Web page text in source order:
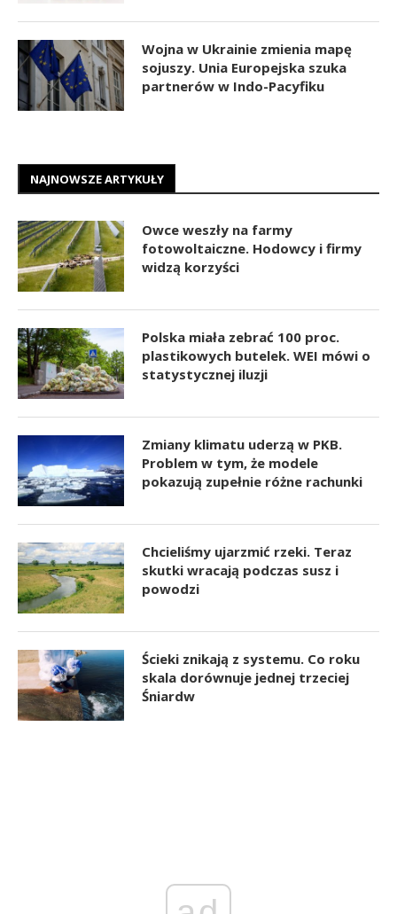
Wojna w Ukrainie zmienia mapę
sojuszy. Unia Europejska szuka
partnerów w Indo-Pacyfiku
NAJNOWSZE ARTYKUŁY
Owce weszły na farmy
fotowoltaiczne. Hodowcy i firmy
widzą korzyści
Polska miała zebrać 100 proc.
plastikowych butelek. WEI mówi o
statystycznej iluzji
Zmiany klimatu uderzą w PKB.
Problem w tym, że modele
pokazują zupełnie różne rachunki
Chcieliśmy ujarzmić rzeki. Teraz
skutki wracają podczas susz i
powodzi
Ścieki znikają z systemu. Co roku
skala dorównuje jednej trzeciej
Śniardw